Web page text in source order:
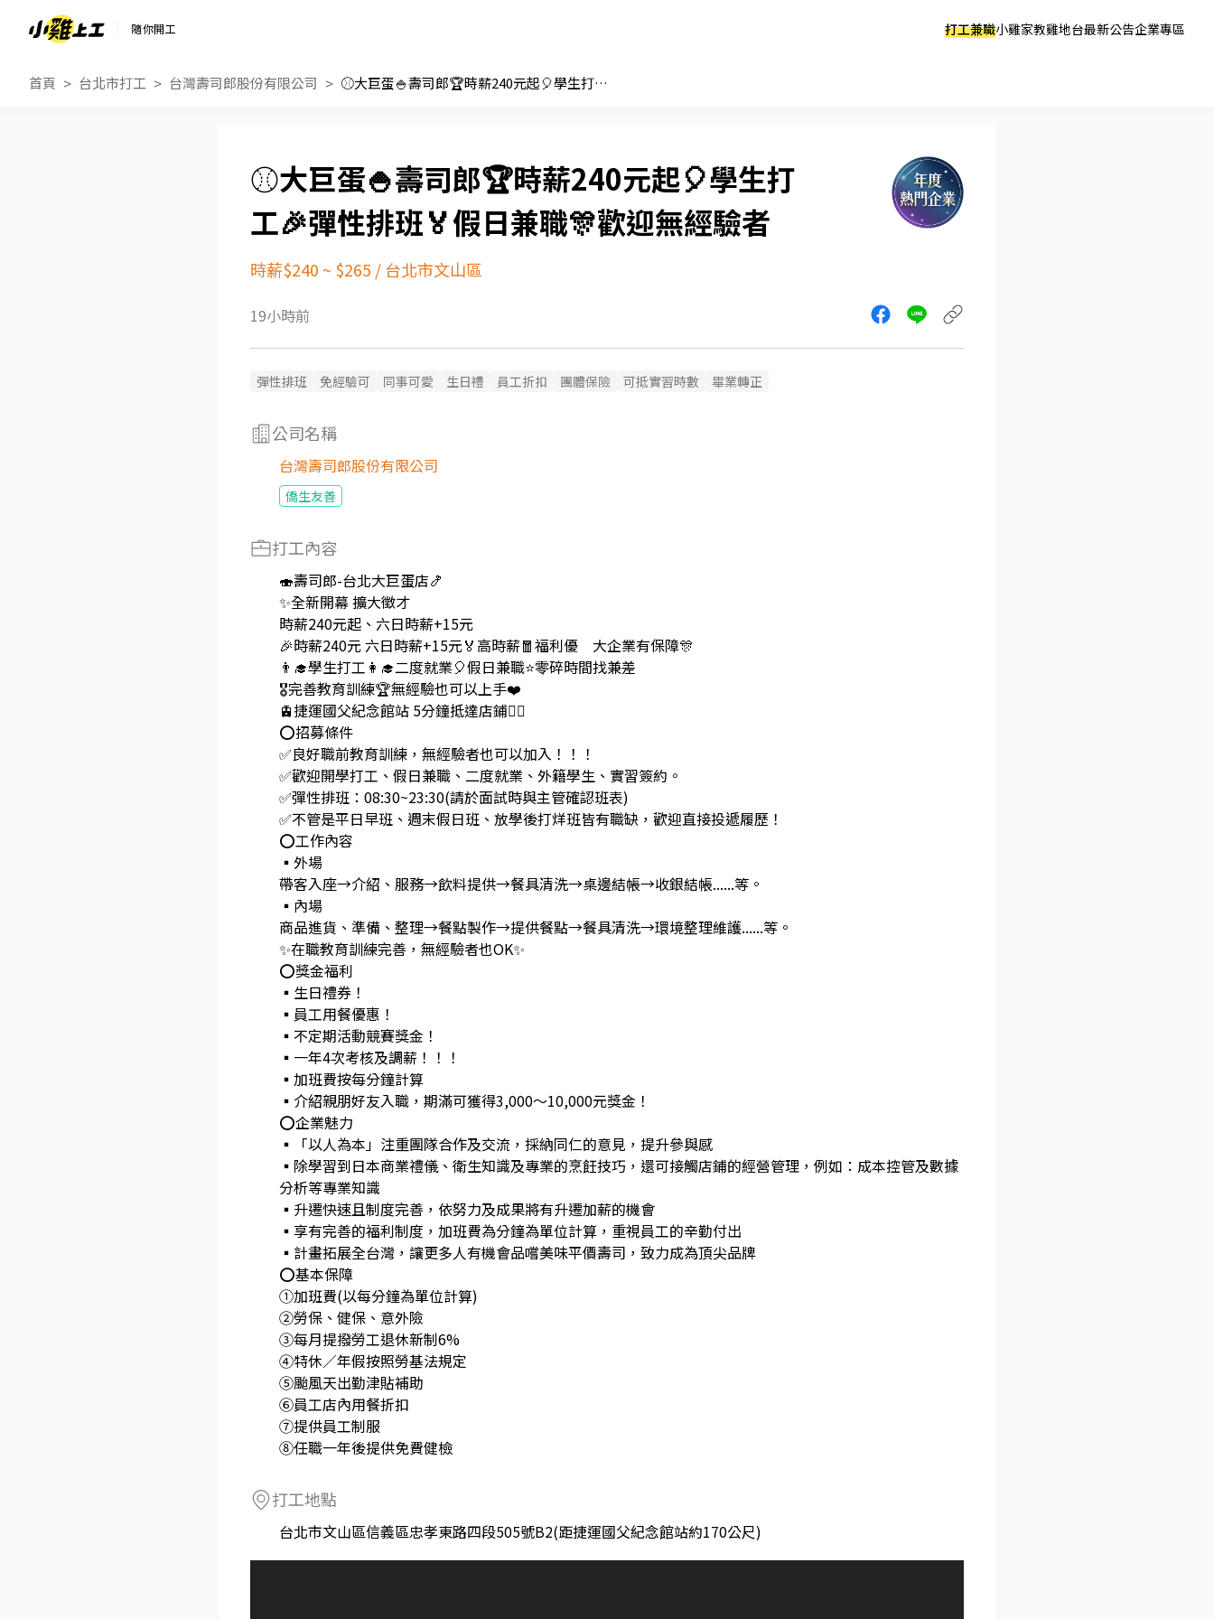
隨你開工 打工兼職小雞家教雞地台最新公告企業專區
首頁 台北市打工 台灣壽司郎股份有限公司 ⚾大巨蛋🍚壽司郎🏆時薪240元起🎈學生打工🎉彈性排班🏅假日兼職🎊歡迎無經驗者
⚾大巨蛋🍚壽司郎🏆時薪240元起🎈學生打
工🎉彈性排班🏅假日兼職🎊歡迎無經驗者
時薪$240 ~ $265 / 台北市文山區
19小時前
彈性排班 免經驗可 同事可愛 生日禮 員工折扣 團體保險 可抵實習時數 畢業轉正
公司名稱
台灣壽司郎股份有限公司
僑生友善
打工內容
🍣壽司郎-台北大巨蛋店🍤
✨️全新開幕 擴大徵才
時薪240元起、六日時薪+15元
🎉時薪240元 六日時薪+15元🏅高時薪🧧福利優 大企業有保障🎊
👨‍🎓學生打工👩‍🎓二度就業🎈假日兼職⭐️零碎時間找兼差
🎖完善教育訓練🏆無經驗也可以上手❤️
🚊捷運國父紀念館站 5分鐘抵達店鋪🚶‍♂️
⭕招募條件
✅️良好職前教育訓練，無經驗者也可以加入！！！
✅️歡迎開學打工、假日兼職、二度就業、外籍學生、實習簽約。
✅️彈性排班：08:30~23:30(請於面試時與主管確認班表)
✅️不管是平日早班、週末假日班、放學後打烊班皆有職缺，歡迎直接投遞履歷！
⭕工作內容
▪外場
帶客入座→介紹、服務→飲料提供→餐具清洗→桌邊結帳→收銀結帳......等。
▪內場
商品進貨、準備、整理→餐點製作→提供餐點→餐具清洗→環境整理維護......等。
✨️在職教育訓練完善，無經驗者也OK✨️
⭕獎金福利
▪生日禮券！
▪員工用餐優惠！
▪不定期活動競賽獎金！
▪一年4次考核及調薪！！！
▪加班費按每分鐘計算
▪介紹親朋好友入職，期滿可獲得3,000～10,000元獎金！
⭕企業魅力
▪「以人為本」注重團隊合作及交流，採納同仁的意見，提升參與感
▪除學習到日本商業禮儀、衛生知識及專業的烹飪技巧，還可接觸店鋪的經營管理，例如：成本控管及數據
分析等專業知識
▪升遷快速且制度完善，依努力及成果將有升遷加薪的機會
▪享有完善的福利制度，加班費為分鐘為單位計算，重視員工的辛勤付出
▪計畫拓展全台灣，讓更多人有機會品嚐美味平價壽司，致力成為頂尖品牌
⭕基本保障
①加班費(以每分鐘為單位計算)
②勞保、健保、意外險
③每月提撥勞工退休新制6%
④特休／年假按照勞基法規定
⑤颱風天出勤津貼補助
⑥員工店內用餐折扣
⑦提供員工制服
⑧任職一年後提供免費健檢
打工地點
台北市文山區信義區忠孝東路四段505號B2(距捷運國父紀念館站約170公尺)